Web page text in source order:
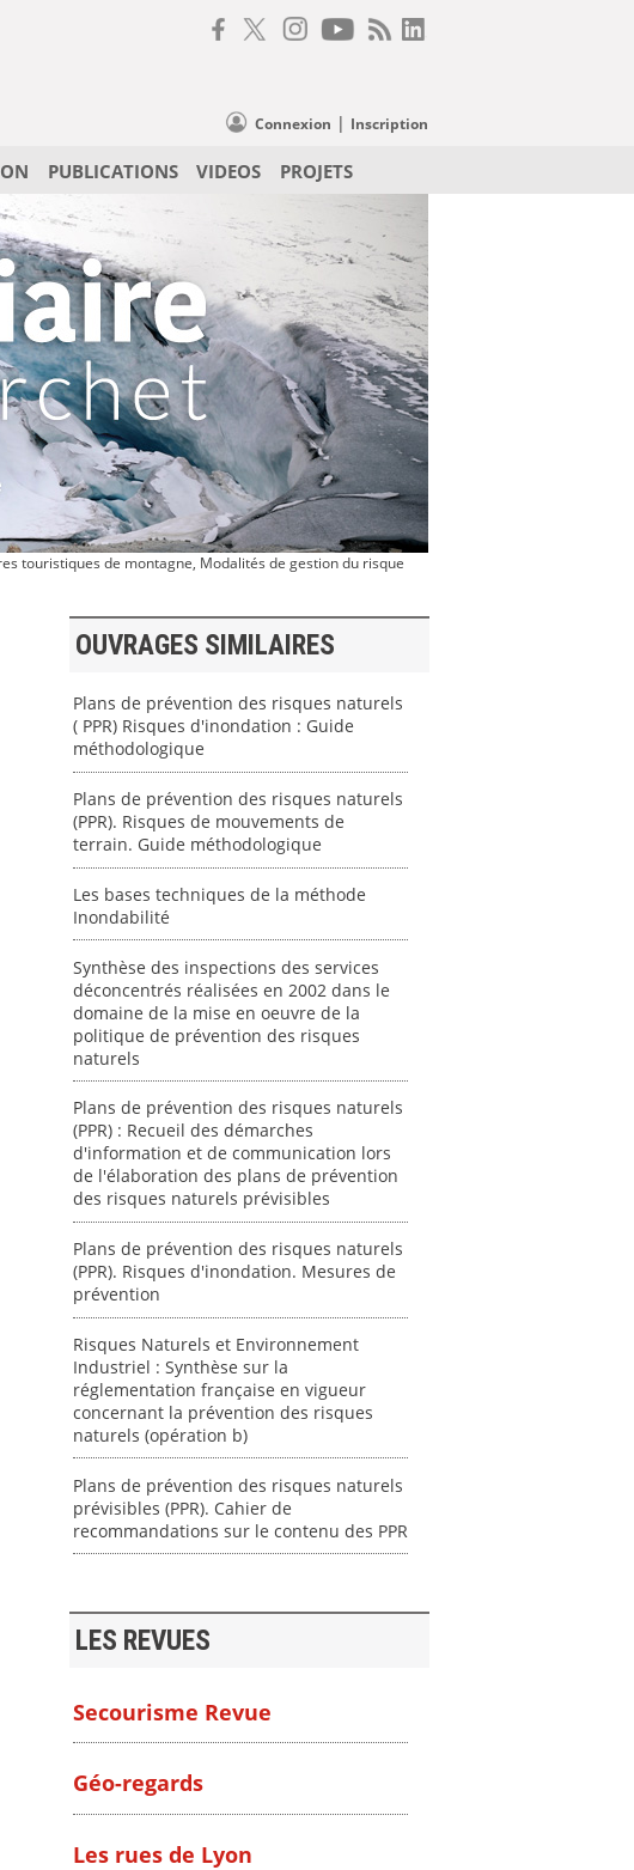
Connexion | Inscription
PUBLICATIONS VIDEOS PROJETS
touristiques de montagne, Modalités de gestion du risque
OUVRAGES SIMILAIRES
Plans de prévention des risques naturels
( PPR) Risques d'inondation : Guide
méthodologique
Plans de prévention des risques naturels
(PPR). Risques de mouvements de
terrain. Guide méthodologique
Les bases techniques de la méthode
Inondabilité
Synthèse des inspections des services
déconcentrés réalisées en 2002 dans le
domaine de la mise en oeuvre de la
politique de prévention des risques
naturels
Plans de prévention des risques naturels
(PPR) : Recueil des démarches
d'information et de communication lors
de l'élaboration des plans de prévention
des risques naturels prévisibles
Plans de prévention des risques naturels
(PPR). Risques d'inondation. Mesures de
prévention
Risques Naturels et Environnement
Industriel : Synthèse sur la
réglementation française en vigueur
concernant la prévention des risques
naturels (opération b)
Plans de prévention des risques naturels
prévisibles (PPR). Cahier de
recommandations sur le contenu des PPR
LES REVUES
Secourisme Revue
Géo-regards
Les rues de Lyon